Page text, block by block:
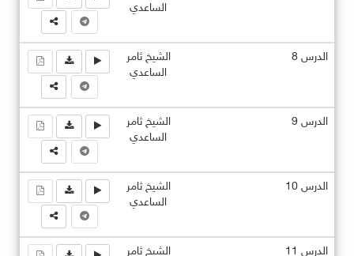
الساعدي
الدرس 8
الشيخ ثامر
الساعدي
الدرس 9
الشيخ ثامر
الساعدي
الدرس 10
الشيخ ثامر
الساعدي
الدرس 11
الشيخ ثامر